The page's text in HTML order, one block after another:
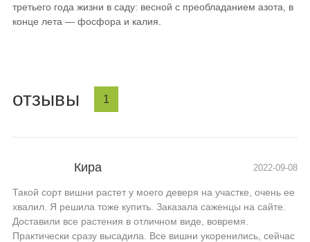
третьего года жизни в саду: весной с преобладанием азота, в
конце лета — фосфора и калия.
отзывы 1
Кира 2022-09-08
Такой сорт вишни растет у моего деверя на участке, очень ее
хвалил. Я решила тоже купить. Заказала саженцы на сайте.
Доставили все растения в отличном виде, вовремя.
Практически сразу высадила. Все вишни укоренились, сейчас